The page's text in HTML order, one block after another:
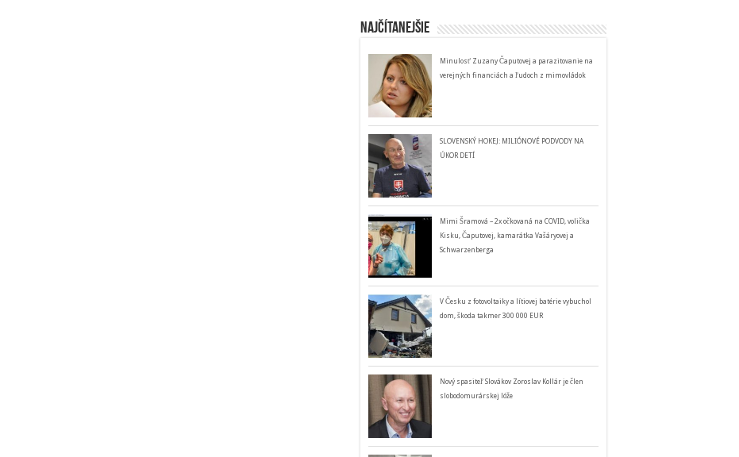
Najčítanejšie
Minulosť Zuzany Čaputovej a parazitovanie na
verejných financiách a ľudoch z mimovládok
SLOVENSKÝ HOKEJ: MILIÓNOVÉ PODVODY NA
ÚKOR DETÍ
Mimi Šramová – 2x očkovaná na COVID, volička
Kisku, Čaputovej, kamarátka Vašáryovej a
Schwarzenberga
V Česku z fotovoltaiky a lítiovej batérie vybuchol
dom, škoda takmer 300 000 EUR
Nový spasiteľ Slovákov Zoroslav Kollár je člen
slobodomurárskej lóže